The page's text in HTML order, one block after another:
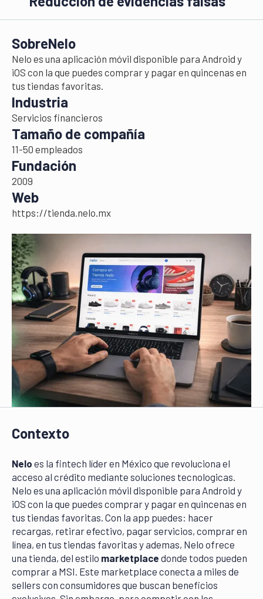
SobreNelo
Nelo es una aplicación móvil disponible para Android y
iOS con la que puedes comprar y pagar en quincenas en
tus tiendas favoritas.
Industria
Servicios financieros
Tamaño de compañía
11-50 empleados
Fundación
2009
Web
https://tienda.nelo.mx
Contexto
Nelo es la fintech líder en México que revoluciona el
acceso al crédito mediante soluciones tecnologicas.
Nelo es una aplicación móvil disponible para Android y
iOS con la que puedes comprar y pagar en quincenas en
tus tiendas favoritas. Con la app puedes: hacer
recargas, retirar efectivo, pagar servicios, comprar en
línea, en tus tiendas favoritas y ademas, Nelo ofrece
una tienda, del estilo marketplace donde todos pueden
comprar a MSI. Este marketplace conecta a miles de
sellers con consumidores que buscan beneficios